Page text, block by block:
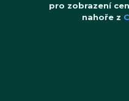
pro zobrazení
nahoře z